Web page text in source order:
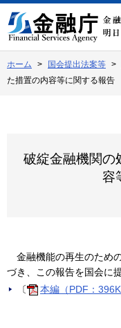
文
へ
動
ホーム 国会提出法案等
た措置の内容等に関する報告
破綻金融機関の
容
金融機能の再生のため
づき、この報告を国会に
〔
本編（PDF：